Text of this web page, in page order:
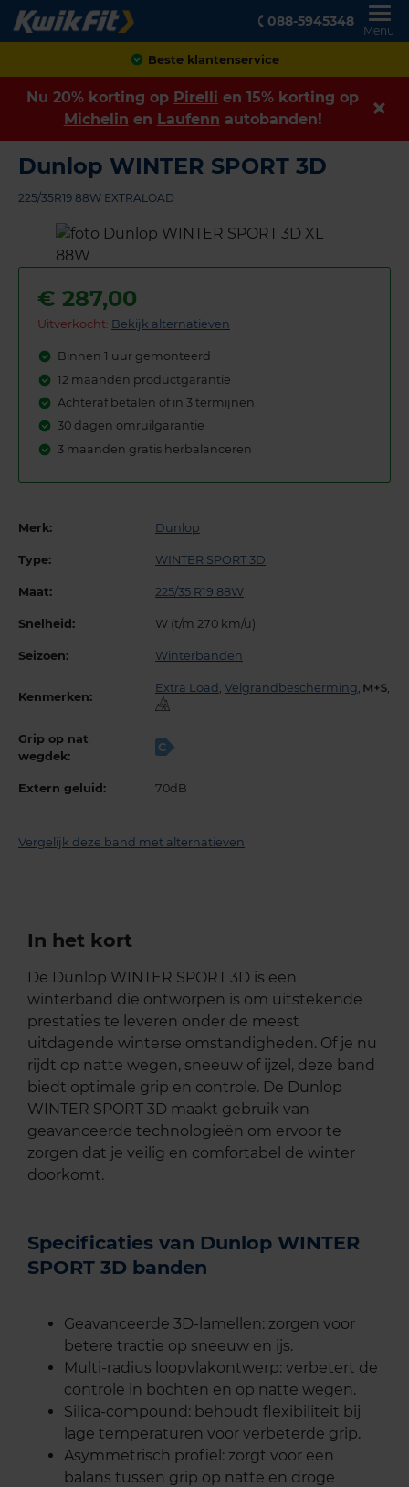
088-5945348
Menu
Achteraf betalen
Nu 20% korting op Pirelli en 15% korting op
Michelin en Laufenn autobanden!
Dunlop WINTER SPORT 3D
225/35R19 88W EXTRALOAD
€ 287,00
Uitverkocht: Bekijk alternatieven
Binnen 1 uur gemonteerd
12 maanden productgarantie
Achteraf betalen of in 3 termijnen
30 dagen omruilgarantie
3 maanden gratis herbalanceren
Merk: Dunlop
Type: WINTER SPORT 3D
Maat: 225/35 R19 88W
Snelheid: W (t/m 270 km/u)
Seizoen: Winterbanden
Kenmerken:
Extra Load , Velgrandbescherming, ,
Grip op nat
wegdek:
C
Extern geluid: 70dB
Vergelijk deze band met alternatieven
In het kort
De Dunlop WINTER SPORT 3D is een
winterband die ontworpen is om uitstekende
prestaties te leveren onder de meest
uitdagende winterse omstandigheden. Of je nu
rijdt op natte wegen, sneeuw of ijzel, deze band
biedt optimale grip en controle. De Dunlop
WINTER SPORT 3D maakt gebruik van
geavanceerde technologieën om ervoor te
zorgen dat je veilig en comfortabel de winter
doorkomt.
Specificaties van Dunlop WINTER
SPORT 3D banden
Geavanceerde 3D-lamellen: zorgen voor
betere tractie op sneeuw en ijs.
Multi-radius loopvlakontwerp: verbetert de
controle in bochten en op natte wegen.
Silica-compound: behoudt flexibiliteit bij
lage temperaturen voor verbeterde grip.
Asymmetrisch profiel: zorgt voor een
balans tussen grip op natte en droge